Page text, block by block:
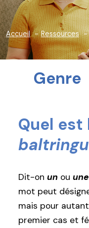
Accueil Ressources
Genre
Quel est
Dit-on un ou
mot peut
mais pour
premier cas et